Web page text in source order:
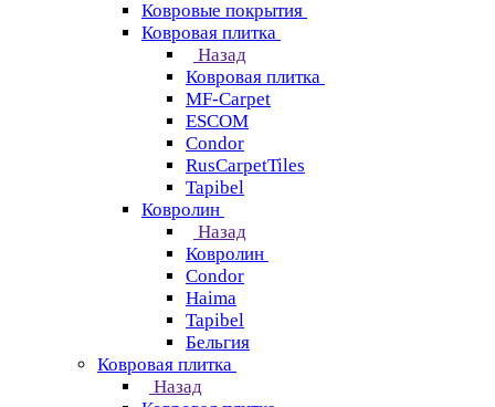
Ковровые покрытия
Ковровая плитка
Назад
Ковровая плитка
MF-Carpet
ESCOM
Condor
RusCarpetTiles
Tapibel
Ковролин
Назад
Ковролин
Condor
Haima
Tapibel
Бельгия
Ковровая плитка
Назад